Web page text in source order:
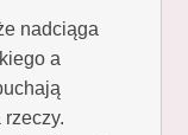
nadciąga
a